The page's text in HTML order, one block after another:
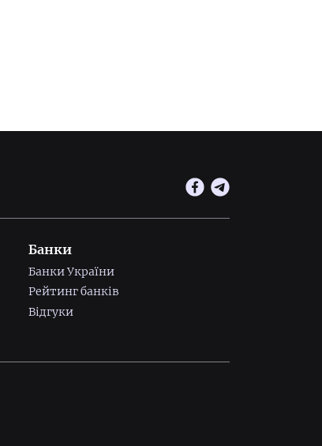
Банки
Банки України
Рейтинг банків
Відгуки